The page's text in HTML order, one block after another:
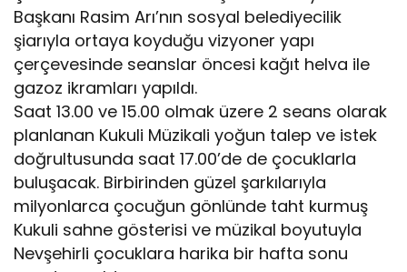
Başkanı Rasim Arı’nın sosyal belediyecilik
şiarıyla ortaya koyduğu vizyoner yapı
çerçevesinde seanslar öncesi kağıt helva ile
gazoz ikramları yapıldı.
Saat 13.00 ve 15.00 olmak üzere 2 seans olarak
planlanan Kukuli Müzikali yoğun talep ve istek
doğrultusunda saat 17.00’de de çocuklarla
buluşacak. Birbirinden güzel şarkılarıyla
milyonlarca çocuğun gönlünde taht kurmuş
Kukuli sahne gösterisi ve müzikal boyutuyla
Nevşehirli çocuklara harika bir hafta sonu